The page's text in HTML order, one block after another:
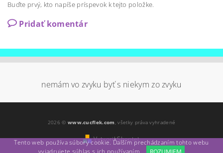
Buďte prvý, kto napíše príspevok k tejto položke.
Pridať komentár
nemám vo zvyku byť s niekym zo zvyku
2026 © www.cucflek.com, všetky práva vyhradené
Vytvoril Shoptet
Tento web používa súbory cookie. Ďalším prechádzaním tohto webu